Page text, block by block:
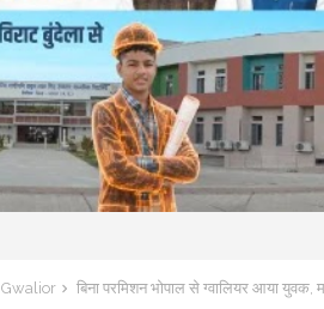
Gwalior बिना परमिशन भोपाल से ग्वालियर आया